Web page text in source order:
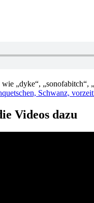
„dyke“,
Schwanz,
Videos dazu